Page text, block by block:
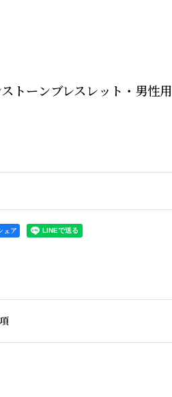
トーンブレスレット・男性用
ェア